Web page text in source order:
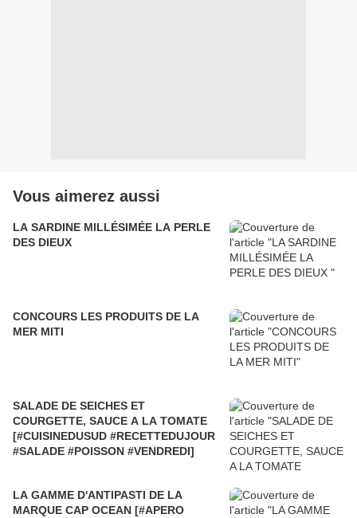
Vous aimerez aussi
LA SARDINE MILLÉSIMÉE LA PERLE
DES DIEUX
CONCOURS LES PRODUITS DE LA
MER MITI
SALADE DE SEICHES ET
COURGETTE, SAUCE A LA TOMATE
[#CUISINEDUSUD #RECETTEDUJOUR
#SALADE #POISSON #VENDREDI]
LA GAMME D'ANTIPASTI DE LA
MARQUE CAP OCEAN [#APERO